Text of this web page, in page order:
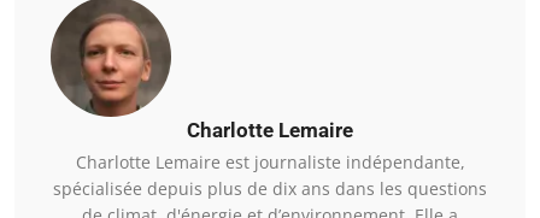
Charlotte Lemaire
Charlotte Lemaire est journaliste indépendante,
spécialisée depuis plus de dix ans dans les questions